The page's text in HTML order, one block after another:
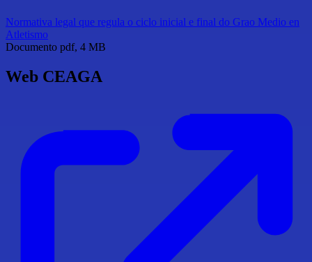
Normativa legal que regula o ciclo inicial e final do Grao Medio en
Atletismo
Documento pdf, 4 MB
Web CEAGA